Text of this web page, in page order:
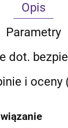
Opis
Parametry
dot.
i oceny